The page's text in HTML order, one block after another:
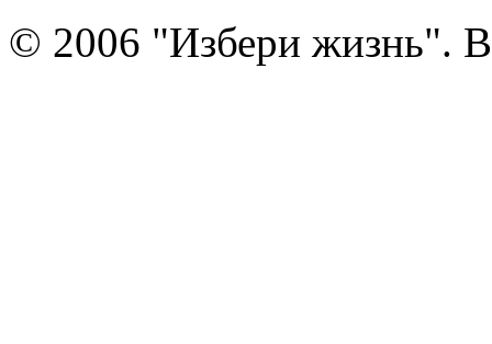
© 2006 "Избери жизнь".